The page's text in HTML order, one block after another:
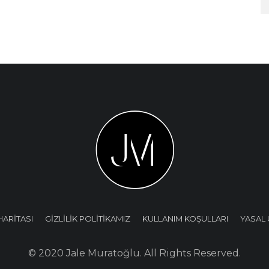
GİZLİLİK POLİTİKAMIZ KULLANIM KOŞULLARI YASAL
© 2020 Jale Muratoğlu. All Rights Reserved.